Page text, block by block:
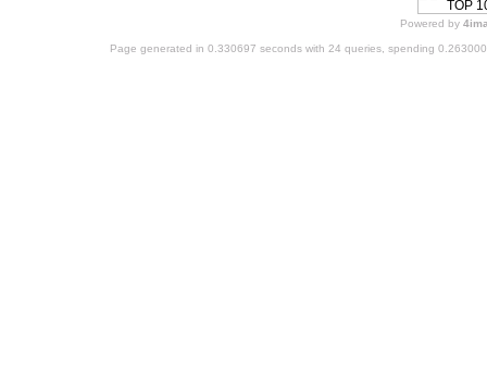
Powered by
Page generated in 0.330697 seconds with 24 queries, spending